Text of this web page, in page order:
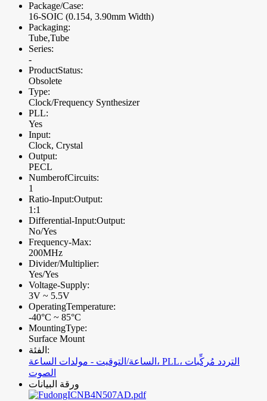
Package/Case:
16-SOIC (0.154, 3.90mm Width)
Packaging:
Tube,Tube
Series:
-
ProductStatus:
Obsolete
Type:
Clock/Frequency Synthesizer
PLL:
Yes
Input:
Clock, Crystal
Output:
PECL
NumberofCircuits:
1
Ratio-Input:Output:
1:1
Differential-Input:Output:
No/Yes
Frequency-Max:
200MHz
Divider/Multiplier:
Yes/Yes
Voltage-Supply:
3V ~ 5.5V
OperatingTemperature:
-40°C ~ 85°C
MountingType:
Surface Mount
الفئة:
الساعة/التوقيت - مولدات الساعة، PLL، التردد مُركِّبات
الصوت
ورقة البيانات
NB4N507AD.pdf